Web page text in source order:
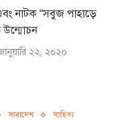
নাটক “সবুজ পাহাড়ে
২২, ২০২০
সারাদেশ সাহিত্য